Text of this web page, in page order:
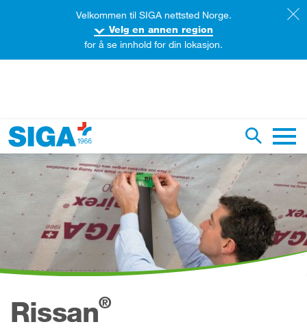
Aktiver/
på dette nettstedet
Rissan®
Velkommen til SIGA nettsted Norge.
Velg en annen region
for å se innhold for din lokasjon.